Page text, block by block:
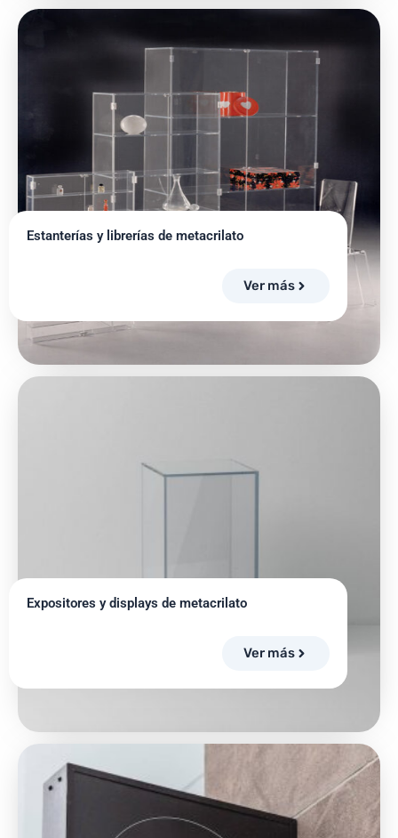
Estanterías y librerías de metacrilato
Ver más
Expositores y displays de metacrilato
Ver más